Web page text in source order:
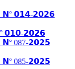
𝟬𝟭𝟰-𝟮𝟬𝟮𝟲
𝟮𝟬𝟮𝟲
087-𝟮𝟬𝟮𝟱
085-𝟮𝟬𝟮𝟱